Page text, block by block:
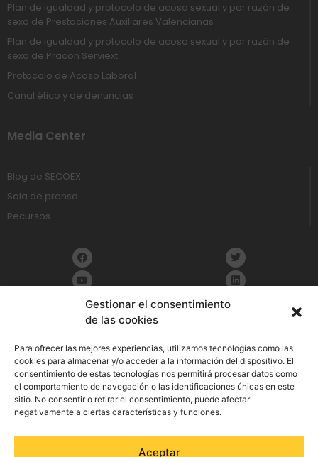
Gestionar el consentimiento
de las cookies
Para ofrecer las mejores experiencias, utilizamos tecnologías como las
cookies para almacenar y/o acceder a la información del dispositivo. El
consentimiento de estas tecnologías nos permitirá procesar datos como
el comportamiento de navegación o las identificaciones únicas en este
sitio. No consentir o retirar el consentimiento, puede afectar
negativamente a ciertas características y funciones.
Aceptar
Plan de igualdad y protocolo de acoso sexual y por razón de
sexo de Prestaciones Auxiliares Valencianas
Plan de igualdad y protocolo de acoso sexual y por razón de
sexo de Pracon Serviext
Protocolo de Acoso Laboral
Canal ético y de denuncias
Media Center
Blog de SECOEX
Sala de prensa
Recursos
Política de Privacidad
Aviso Legal
Política de cookies
Política de Seguridad de la Información